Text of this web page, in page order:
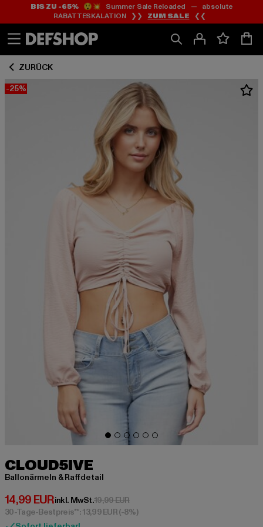
Zum
Inhalt
springen
Zum
Fußzeile
springen
BIS ZU -65%😲💥 Summer Sale Reloaded — absolute
RABATTESKALATION ❯❯ ZUM SALE ❮❮
ZURÜCK
-25%
CLOUD5IVE
Ballonärmeln & Raffdetail
14,99 EUR
Derzeitiger Preis: 14,99 EUR
inkl. MwSt.19,99 EURAktionspreis: 19,99 EUR
30-Tage-Bestpreis**: 13,99 EUR(-8%)